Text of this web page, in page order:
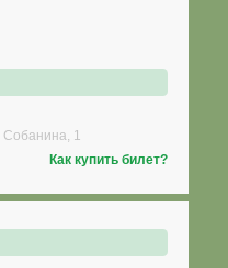
Собанина, 1
Как купить билет?